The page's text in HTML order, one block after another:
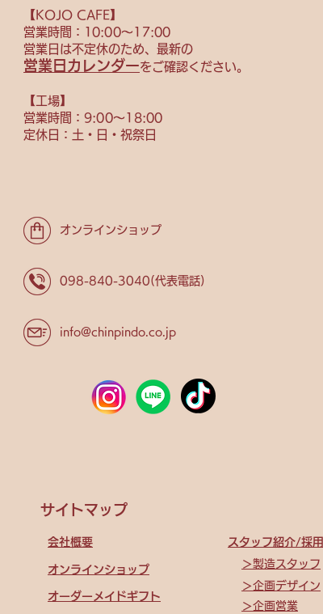
【KOJO CAFE】
営業時間：10:00〜17:00
営業日は不定休のため、 最新の
営業日カレンダーをご確認ください。
【​工場】
営業時間：9:00〜18:00
定休日：土・日・祝祭日
オンラインショップ
098-840-3040(代表電話)
info@chinpindo.co.jp
サイトマップ
会社概要
オンラインショップ
オーダーメイドギフト
スタッフ紹介/採用
＞製造スタッフ
＞企画デザイン
＞企画営業